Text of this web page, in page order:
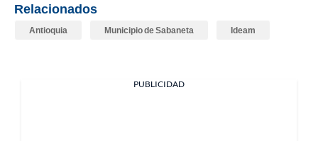
Relacionados
Antioquia Municipio de Sabaneta Ideam
PUBLICIDAD